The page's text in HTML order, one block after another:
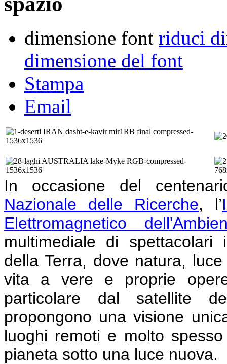
dimensione font riduci
dimensione del font
Stampa
Email
In occasione del
Nazionale delle Ricerche, l’
Elettromagnetico
multimediale di spettacolari
della Terra, dove natura,
vita a vere e proprie
particolare dal satellite
propongono una visione
luoghi remoti e molto
pianeta sotto una luce nuova.